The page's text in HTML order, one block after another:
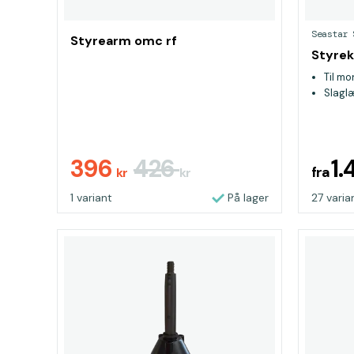
Styrearm omc rf
396 kr 426kr
1 variant På lager
Seastar
Til
fra
27